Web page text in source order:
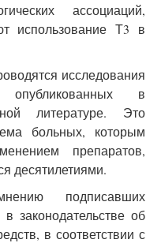
ассоциаций,
использование Т3 в
исследования
в
литературе. Это
больных, которым
препаратов,
десятилетиями.
подписавших
законодательстве об
в соответствии с